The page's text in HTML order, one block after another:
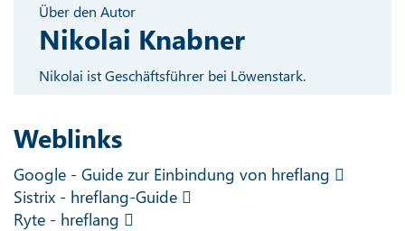
Über den Autor
Nikolai Knabner
Nikolai ist Geschäftsführer bei Löwenstark.
Weblinks
Google - Guide zur Einbindung von hreflang
Sistrix - hreflang-Guide
Ryte - hreflang